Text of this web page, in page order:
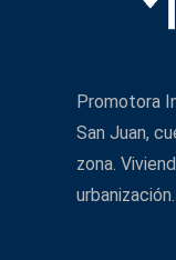
Promotora
San Juan,
zona.
urbanización.